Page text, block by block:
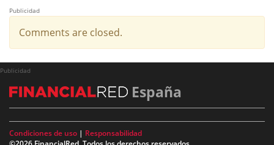
Publicidad
Comments are closed.
Publicidad
España
Condiciones de uso | Responsabilidad